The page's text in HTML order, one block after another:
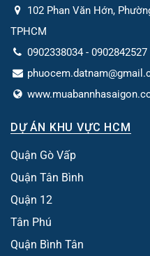
102 Phan Văn Hớn,
TPHCM
0902338034 - 0902842527
DỰ ÁN KHU VỰC HCM
Quận Gò Vấp
Quận Tân Bình
Quận 12
Tân Phú
Quận Bình Tân